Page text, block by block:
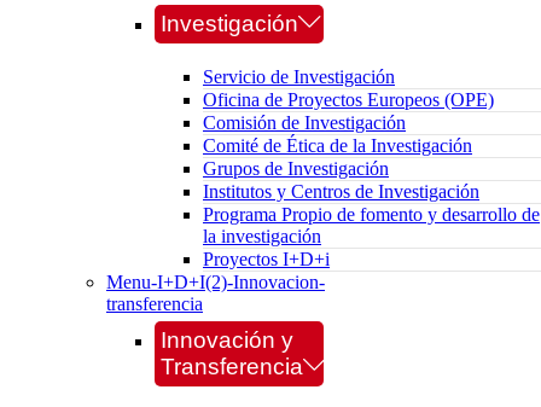
Investigación
Servicio de Investigación
Oficina de Proyectos Europeos (OPE)
Comisión de Investigación
Comité de Ética de la Investigación
Grupos de Investigación
Institutos y Centros de Investigación
Programa Propio de fomento y desarrollo de
la investigación
Proyectos I+D+i
Menu-I+D+I(2)-Innovacion-
transferencia
Innovación y
Transferencia